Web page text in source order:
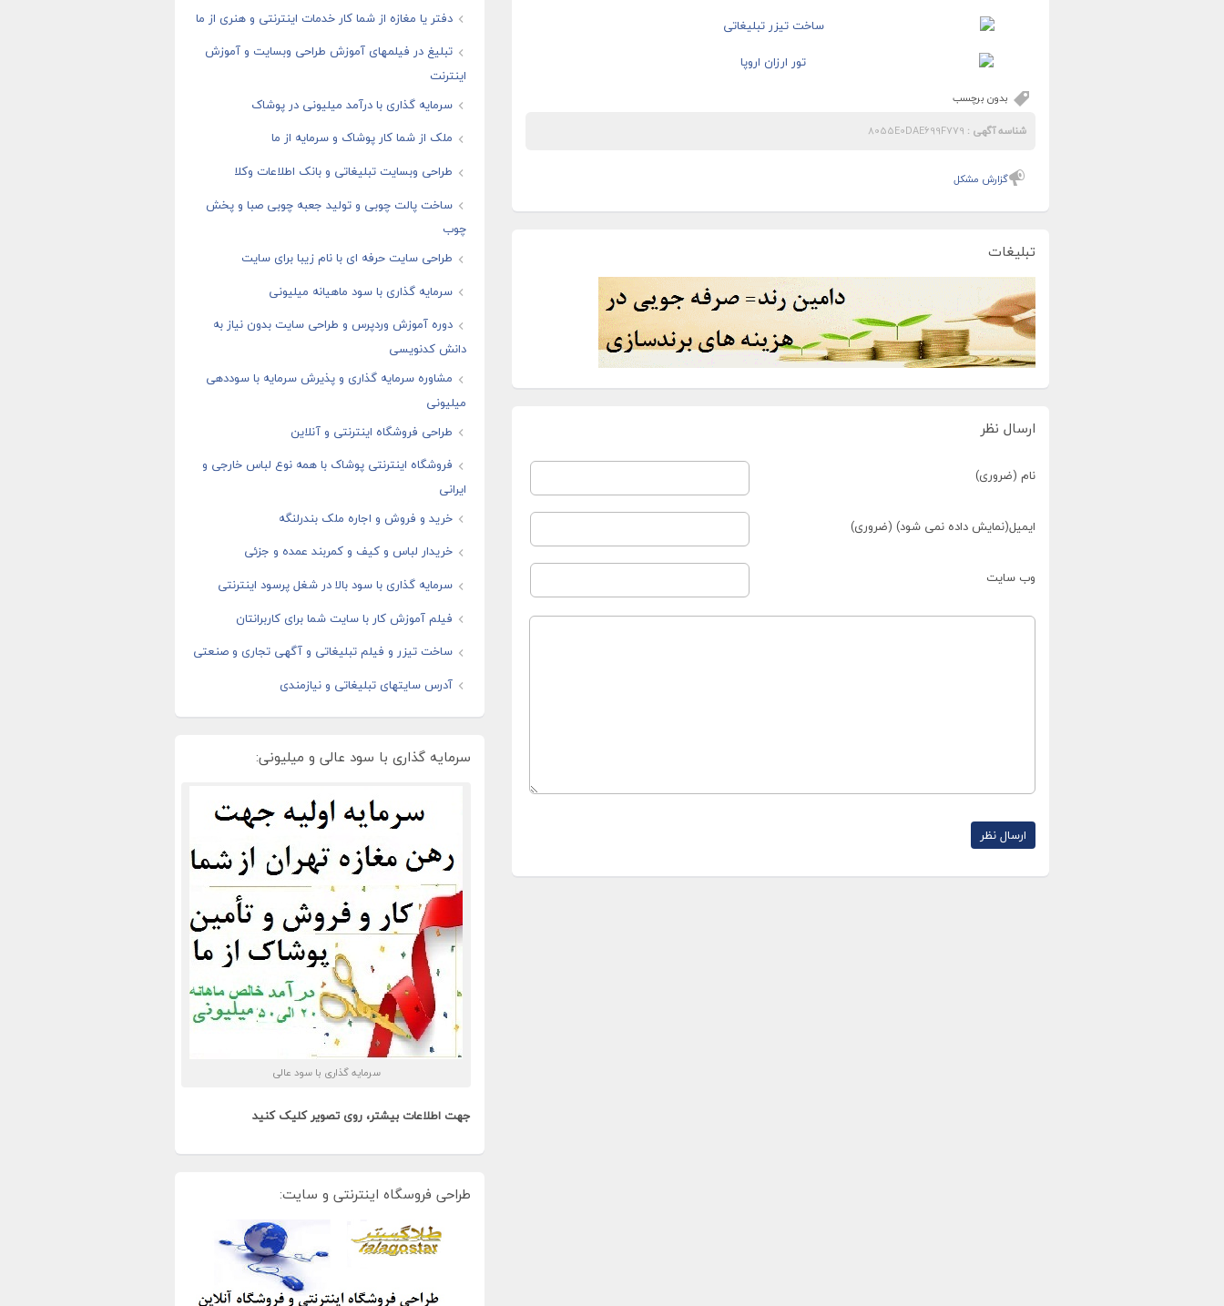
بدون برچسب
شناسه آگهی :
گزارش مشکل
تبلیغات
ارسال نظر
نام (ضروری)
ایمیل(نمایش داده نمی شود) (ضروری)
وب سایت
دفتر یا مغازه از شما کار خدمات اینترنتی و هنری از ما
تبلیغ در فیلمهای آموزش طراحی وبسایت و آموزش
اینترنت
سرمایه گذاری با درآمد میلیونی در پوشاک
ملک از شما کار پوشاک و سرمایه از ما
طراحی وبسایت تبلیغاتی و بانک اطلاعات وکلا
ساخت پالت چوبی و تولید جعبه چوبی صبا و پخش
چوب
طراحی سایت حرفه ای با نام زیبا برای سایت
سرمایه گذاری با سود ماهیانه میلیونی
دوره آموزش وردپرس و طراحی سایت بدون نیاز به
دانش کدنویسی
مشاوره سرمایه گذاری و پذیرش سرمایه با سوددهی
میلیونی
طراحی فروشگاه اینترنتی و آنلاین
فروشگاه اینترنتی پوشاک با همه نوع لباس خارجی و
ایرانی
خرید و فروش و اجاره ملک بندرلنگه
خریدار لباس و کیف و کمربند عمده و جزئی
سرمایه گذاری با سود بالا در شغل پرسود اینترنتی
فیلم آموزش کار با سایت شما برای کاربرانتان
ساخت تیزر و فیلم تبلیغاتی و آگهی تجاری و صنعتی
آدرس سایتهای تبلیغاتی و نیازمندی
سرمایه گذاری با سود عالی و میلیونی:
سرمایه گذاری با سود عالی
جهت اطلاعات بیشتر، روی تصویر کلیک کنید
طراحی فروسگاه اینترنتی و سایت: